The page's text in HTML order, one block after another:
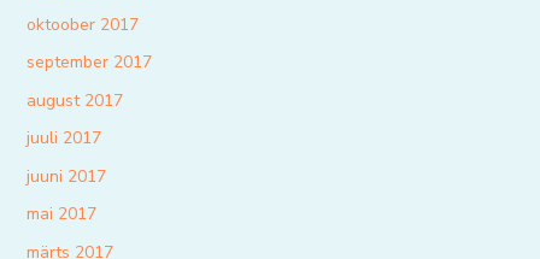
oktoober 2017
september 2017
august 2017
juuli 2017
juuni 2017
mai 2017
märts 2017